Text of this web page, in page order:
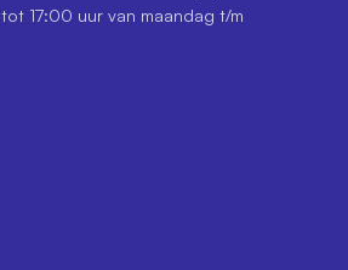
17:00 uur van maandag t/m